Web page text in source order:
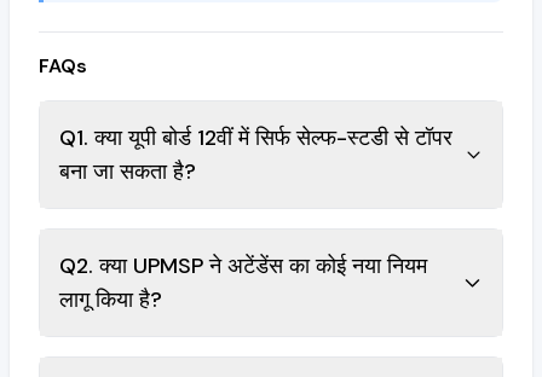
FAQs
Q1. क्या यूपी बोर्ड 12वीं में सिर्फ सेल्फ-स्टडी से टॉपर
बना जा सकता है?
Q2. क्या UPMSP ने अटेंडेंस का कोई नया नियम
लागू किया है?